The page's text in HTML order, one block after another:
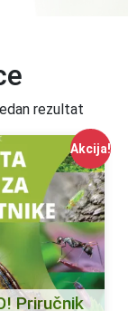
rezultat
Akcija!
Priručnik